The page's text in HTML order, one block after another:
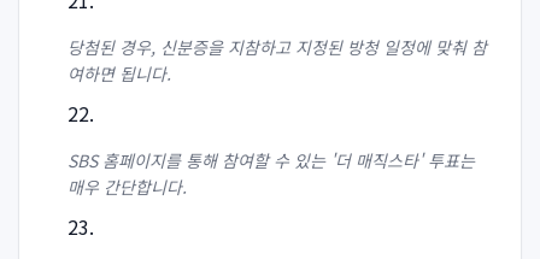
당첨된 경우, 신분증을 지참하고 지정된 방청 일정에 맞춰 참
여하면 됩니다.
SBS 홈페이지를 통해 참여할 수 있는 '더 매직스타' 투표는
매우 간단합니다.